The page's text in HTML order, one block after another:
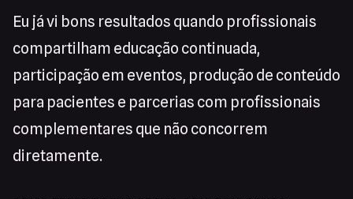
Eu já vi bons resultados quando profissionais
compartilham educação continuada,
participação em eventos, produção de conteúdo
para pacientes e parcerias com profissionais
complementares que não concorrem
diretamente.